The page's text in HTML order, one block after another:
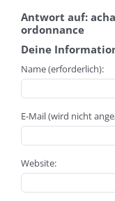
Antwort auf:
ordonnance
Deine
Name (erforderlich):
E-Mail (wird nicht
Website: